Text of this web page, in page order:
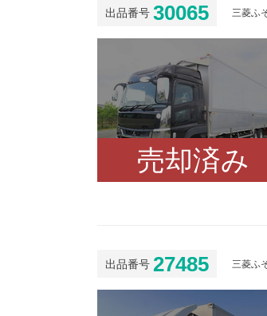
出品番号 30065 三菱ふ
売却済み
出品番号 27485 三菱ふ